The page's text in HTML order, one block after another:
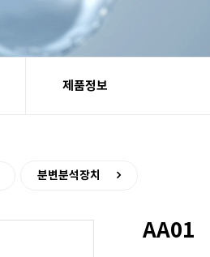
제품정보
분변분석장치
AA01